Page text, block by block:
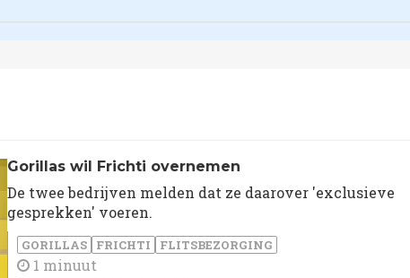
Gorillas wil Frichti overnemen
De twee bedrijven melden dat ze daarover 'exclusieve
gesprekken' voeren.
GORILLAS FRICHTI FLITSBEZORGING
1 minuut